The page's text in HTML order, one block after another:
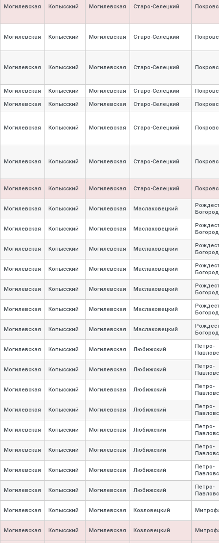
Могилевская Копысский Могилевская Старо-Селецкий
Могилевская Копысский Могилевская Старо-Селецкий
Могилевская Копысский Могилевская Старо-Селецкий
Могилевская Копысский Могилевская Старо-Селецкий
Могилевская Копысский Могилевская Старо-Селецкий
Могилевская Копысский Могилевская Старо-Селецкий
Могилевская Копысский Могилевская Старо-Селецкий
Могилевская Копысский Могилевская Старо-Селецкий
Могилевская Копысский Могилевская Маслаковецкий
Могилевская Копысский Могилевская Маслаковецкий
Могилевская Копысский Могилевская Маслаковецкий
Могилевская Копысский Могилевская Маслаковецкий
Могилевская Копысский Могилевская Маслаковецкий
Могилевская Копысский Могилевская Маслаковецкий
Могилевская Копысский Могилевская Маслаковецкий
Могилевская Копысский Могилевская Любижский
Петро-
Могилевская Копысский Могилевская Любижский
Петро-
Могилевская Копысский Могилевская Любижский
Петро-
Могилевская Копысский Могилевская Любижский
Петро-
Могилевская Копысский Могилевская Любижский
Петро-
Могилевская Копысский Могилевская Любижский
Петро-
Могилевская Копысский Могилевская Любижский
Петро-
Могилевская Копысский Могилевская Любижский
Петро-
Могилевская Копысский Могилевская Козловецкий
Могилевская Копысский Могилевская Козловецкий